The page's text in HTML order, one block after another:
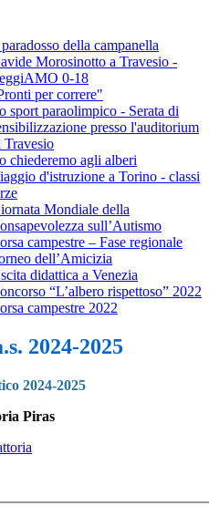
della campanella
Morosinotto a Travesio -
0-18
per correre"
sport paraolimpico - Serata di
presso l'auditorium
Travesio
chiederemo agli alberi
d'istruzione a Torino - classi
Mondiale della
sull’Autismo
campestre – Fase regionale
dell’Amicizia
didattica a Venezia
“L’albero rispettoso” 2022
campestre 2022
2024-2025
2024-2025
Piras